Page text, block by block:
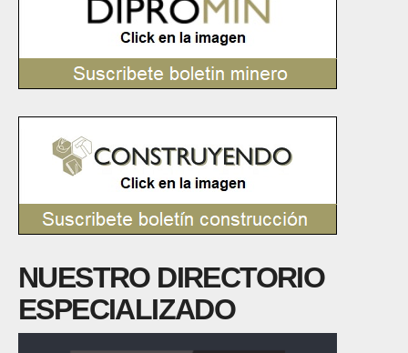
NUESTRO DIRECTORIO
ESPECIALIZADO